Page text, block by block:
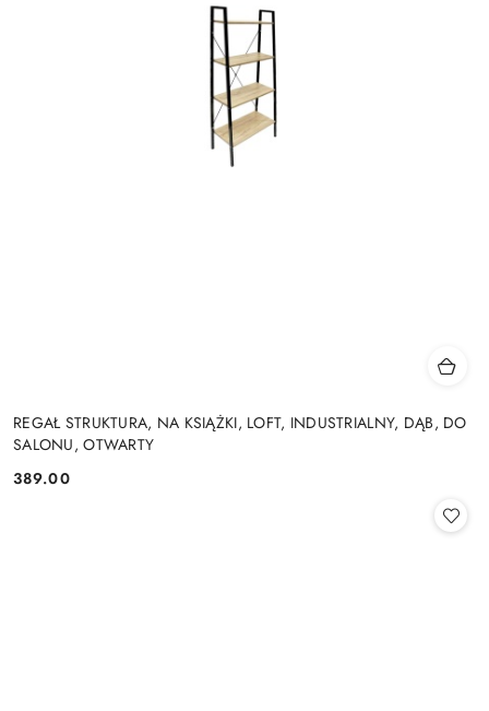
REGAŁ STRUKTURA, NA KSIĄŻKI, LOFT, INDUSTRIALNY, DĄB, DO
SALONU, OTWARTY
Cena:
389.00